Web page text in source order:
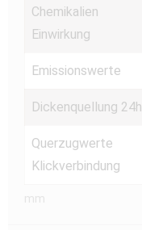
Chemikalien
Einwirkung
Emissionswerte
Dickenquellung 24h
Querzugwerte
Klickverbindung
mm